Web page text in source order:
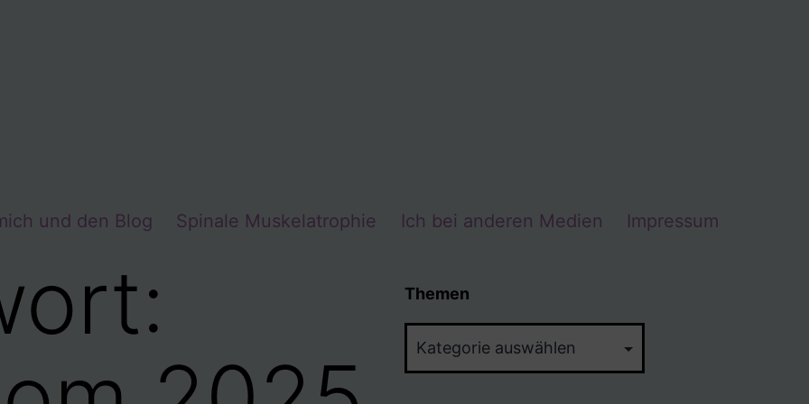
und den Blog Spinale Muskelatrophie Ich bei anderen Medien Impressum
Themen